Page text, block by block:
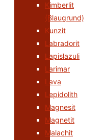
Kimberlit
(Blaugrund)
Kunzit
Labradorit
Lapislazuli
Larimar
Lava
Lepidolith
Magnesit
Magnetit
Malachit